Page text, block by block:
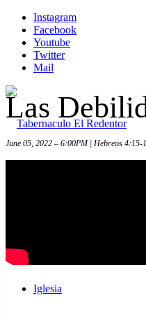
Instagram
Facebook
Youtube
Twitter
Mail
Iglesia
Las
June 05, 2022 – 6:00PM | Hebreos